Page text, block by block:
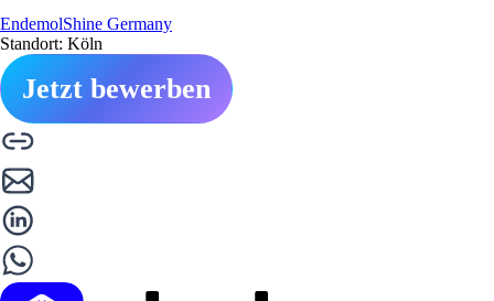
EndemolShine Germany
Standort: Köln
Jetzt bewerben